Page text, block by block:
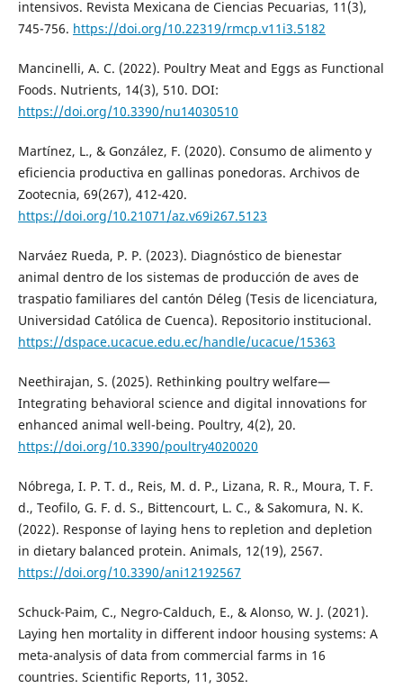
intensivos. Revista Mexicana de Ciencias Pecuarias, 11(3),
745-756. https://doi.org/10.22319/rmcp.v11i3.5182
Mancinelli, A. C. (2022). Poultry Meat and Eggs as Functional
Foods. Nutrients, 14(3), 510. DOI:
https://doi.org/10.3390/nu14030510
Martínez, L., & González, F. (2020). Consumo de alimento y
eficiencia productiva en gallinas ponedoras. Archivos de
Zootecnia, 69(267), 412-420.
https://doi.org/10.21071/az.v69i267.5123
Narváez Rueda, P. P. (2023). Diagnóstico de bienestar
animal dentro de los sistemas de producción de aves de
traspatio familiares del cantón Déleg (Tesis de licenciatura,
Universidad Católica de Cuenca). Repositorio institucional.
https://dspace.ucacue.edu.ec/handle/ucacue/15363
Neethirajan, S. (2025). Rethinking poultry welfare—
Integrating behavioral science and digital innovations for
enhanced animal well-being. Poultry, 4(2), 20.
https://doi.org/10.3390/poultry4020020
Nóbrega, I. P. T. d., Reis, M. d. P., Lizana, R. R., Moura, T. F.
d., Teofilo, G. F. d. S., Bittencourt, L. C., & Sakomura, N. K.
(2022). Response of laying hens to repletion and depletion
in dietary balanced protein. Animals, 12(19), 2567.
https://doi.org/10.3390/ani12192567
Schuck-Paim, C., Negro-Calduch, E., & Alonso, W. J. (2021).
Laying hen mortality in different indoor housing systems: A
meta-analysis of data from commercial farms in 16
countries. Scientific Reports, 11, 3052.